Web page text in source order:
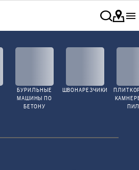
БУРИЛЬНЫЕ
МАШИНЫ ПО
БЕТОНУ
ШВОНАРЕЗЧИКИ